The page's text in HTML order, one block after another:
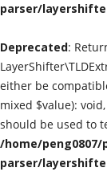
parser/
Deprecated:
either be
mixed $value):
should be used to
/home/
parser/
TO.CHANEL
TO.NETWORK